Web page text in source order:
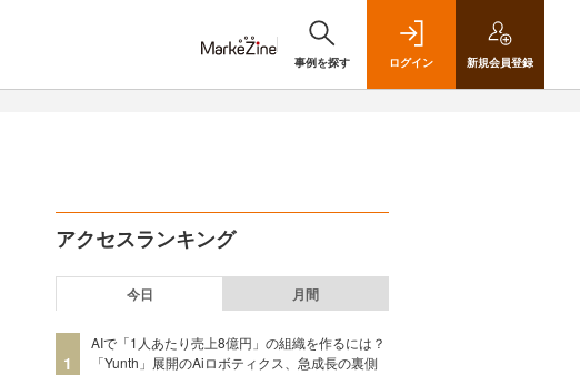
事例を探す ログイン 新規会員登録
アクセスランキング
今日 月間
1
AIで「1人あたり売上8億円」の組織を作るには？
「Yunth」展開のAiロボティクス、急成長の裏側